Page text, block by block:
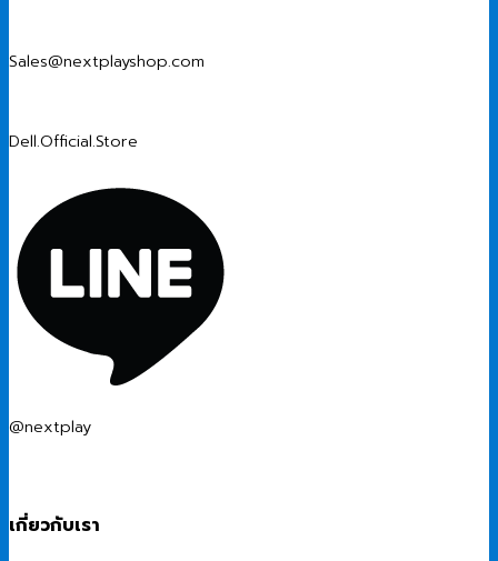
Sales@nextplayshop.com
Dell.Official.Store
@nextplay
เกี่ยวกับเรา